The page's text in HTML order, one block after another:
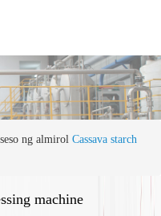
ng almirol Cassava starch
machine